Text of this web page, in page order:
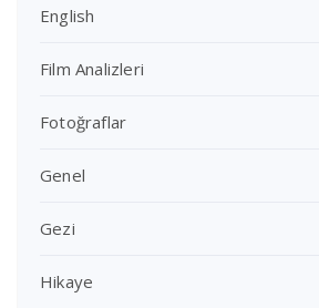
English
Film Analizleri
Fotoğraflar
Genel
Gezi
Hikaye